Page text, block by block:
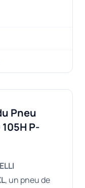
Pneu
P-
, un pneu de